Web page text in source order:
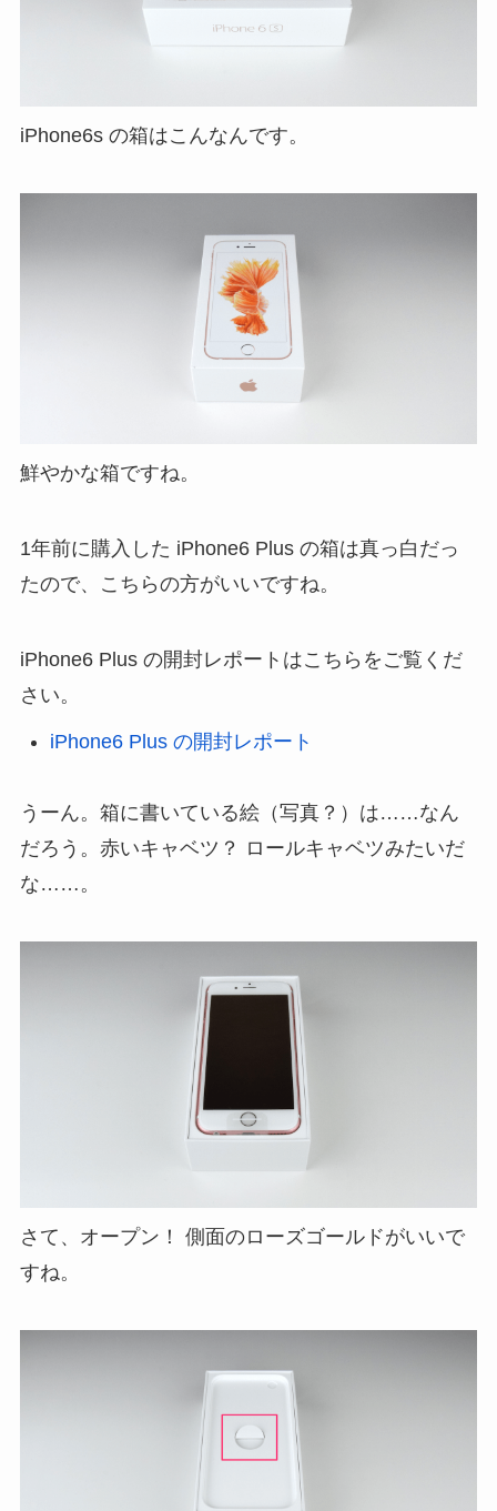
iPhone6s の箱はこんなんです。
鮮やかな箱ですね。
1年前に購入した iPhone6 Plus の箱は真っ白だっ
たので、こちらの方がいいですね。
iPhone6 Plus の開封レポートはこちらをご覧くだ
さい。
iPhone6 Plus の開封レポート
うーん。箱に書いている絵（写真？）は……なん
だろう。赤いキャベツ？ ロールキャベツみたいだ
な……。
さて、オープン！ 側面のローズゴールドがいいで
すね。